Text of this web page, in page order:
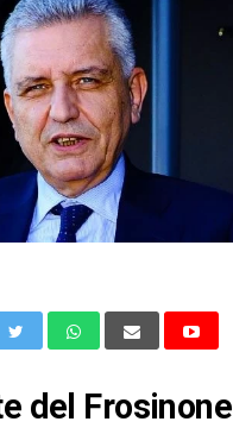
del Frosinone